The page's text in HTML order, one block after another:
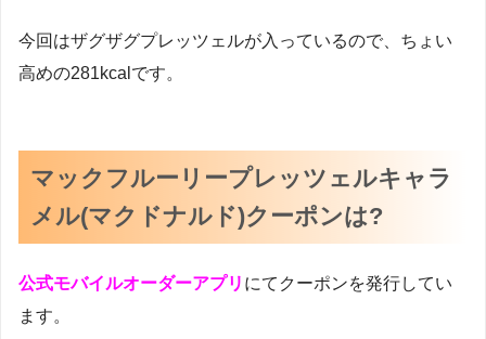
今回はザグザグプレッツェルが入っているので、ちょい
高めの281kcalです。
マックフルーリープレッツェルキャラ
メル(マクドナルド)クーポンは?
公式モバイルオーダーアプリ にてクーポンを発行してい
ます。